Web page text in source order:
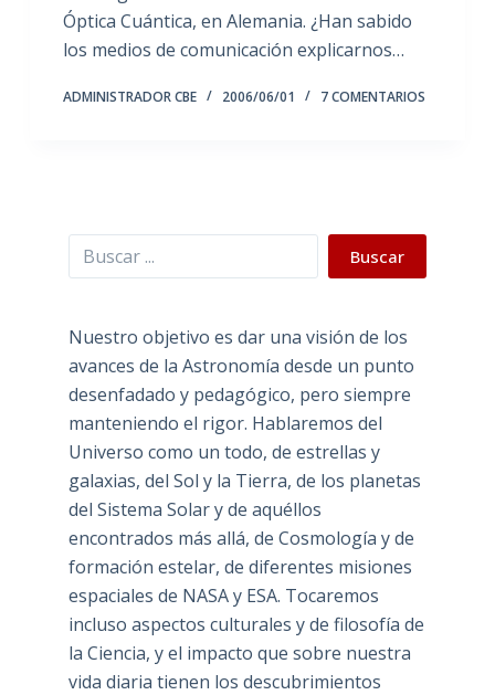
Óptica Cuántica, en Alemania. ¿Han sabido
los medios de comunicación explicarnos…
ADMINISTRADOR CBE 2006/06/01 7 COMENTARIOS
Buscar Buscar
Nuestro objetivo es dar una visión de los
avances de la Astronomía desde un punto
desenfadado y pedagógico, pero siempre
manteniendo el rigor. Hablaremos del
Universo como un todo, de estrellas y
galaxias, del Sol y la Tierra, de los planetas
del Sistema Solar y de aquéllos
encontrados más allá, de Cosmología y de
formación estelar, de diferentes misiones
espaciales de NASA y ESA. Tocaremos
incluso aspectos culturales y de filosofía de
la Ciencia, y el impacto que sobre nuestra
vida diaria tienen los descubrimientos